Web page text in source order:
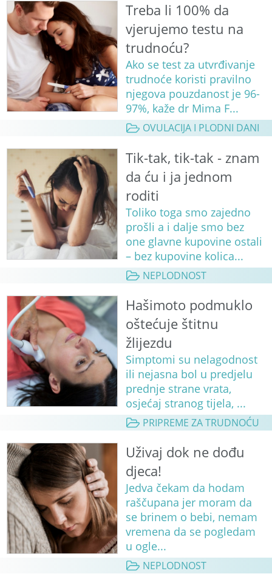
Treba li 100% da
vjerujemo testu na
trudnoću?
Ako se test za utvrđivanje
trudnoće koristi pravilno
njegova pouzdanost je 96-
97%, kaže dr Mima F...
OVULACIJA I PLODNI DANI
Tik-tak, tik-tak - znam
da ću i ja jednom
roditi
Toliko toga smo zajedno
prošli a i dalje smo bez
one glavne kupovine ostali
– bez kupovine kolica...
NEPLODNOST
Hašimoto podmuklo
oštećuje štitnu
žlijezdu
Simptomi su nelagodnost
ili nejasna bol u predjelu
prednje strane vrata,
osjećaj stranog tijela, ...
PRIPREME ZA TRUDNOĆU
Uživaj dok ne dođu
djeca!
Jedva čekam da hodam
raščupana jer moram da
se brinem o bebi, nemam
vremena da se pogledam
u ogle...
NEPLODNOST